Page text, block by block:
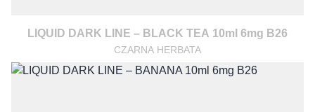
LIQUID DARK LINE – BLACK TEA 10ml 6mg B26
CZARNA HERBATA